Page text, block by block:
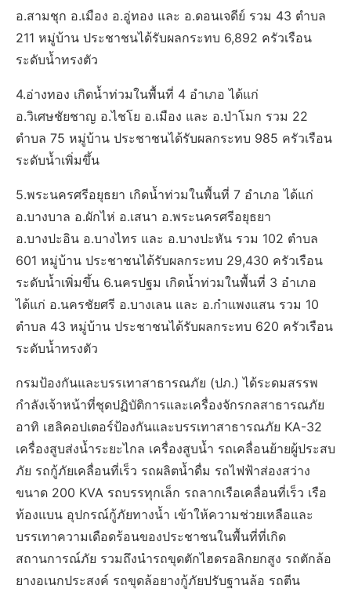
อ.สามชุก อ.เมือง อ.อู่ทอง และ อ.ดอนเจดีย์ รวม 43 ตำบล
211 หมู่บ้าน ประชาชนได้รับผลกระทบ 6,892 ครัวเรือน
ระดับน้ำทรงตัว
4.อ่างทอง เกิดน้ำท่วมในพื้นที่ 4 อำเภอ ได้แก่
อ.วิเศษชัยชาญ อ.ไชโย อ.เมือง และ อ.ป่าโมก รวม 22
ตำบล 75 หมู่บ้าน ประชาชนได้รับผลกระทบ 985 ครัวเรือน
ระดับน้ำเพิ่มขึ้น
5.พระนครศรีอยุธยา เกิดน้ำท่วมในพื้นที่ 7 อำเภอ ได้แก่
อ.บางบาล อ.ผักไห่ อ.เสนา อ.พระนครศรีอยุธยา
อ.บางปะอิน อ.บางไทร และ อ.บางปะหัน รวม 102 ตำบล
601 หมู่บ้าน ประชาชนได้รับผลกระทบ 29,430 ครัวเรือน
ระดับน้ำเพิ่มขึ้น 6.นครปฐม เกิดน้ำท่วมในพื้นที่ 3 อำเภอ
ได้แก่ อ.นครชัยศรี อ.บางเลน และ อ.กำแพงแสน รวม 10
ตำบล 43 หมู่บ้าน ประชาชนได้รับผลกระทบ 620 ครัวเรือน
ระดับน้ำทรงตัว
กรมป้องกันและบรรเทาสาธารณภัย (ปภ.) ได้ระดมสรรพ
กำลังเจ้าหน้าที่ชุดปฏิบัติการและเครื่องจักรกลสาธารณภัย
อาทิ เฮลิคอปเตอร์ป้องกันและบรรเทาสาธารณภัย KA-32
เครื่องสูบส่งน้ำระยะไกล เครื่องสูบน้ำ รถเคลื่อนย้ายผู้ประสบ
ภัย รถกู้ภัยเคลื่อนที่เร็ว รถผลิตน้ำดื่ม รถไฟฟ้าส่องสว่าง
ขนาด 200 KVA รถบรรทุกเล็ก รถลากเรือเคลื่อนที่เร็ว เรือ
ท้องแบน อุปกรณ์กู้ภัยทางน้ำ เข้าให้ความช่วยเหลือและ
บรรเทาความเดือดร้อนของประชาชนในพื้นที่ที่เกิด
สถานการณ์ภัย รวมถึงนำรถขุดตักไฮดรอลิกยกสูง รถตักล้อ
ยางอเนกประสงค์ รถขุดล้อยางกู้ภัยปรับฐานล้อ รถตีน